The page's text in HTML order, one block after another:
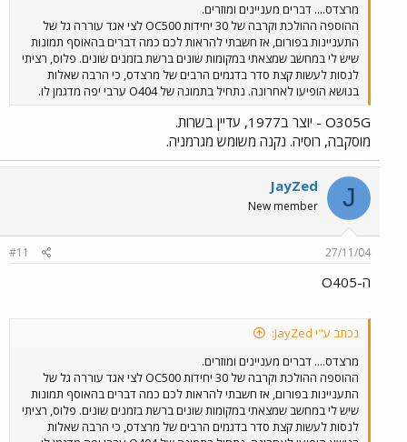
מרצדס.... דברים מעניינים ומוזרים.
ההוספה ההולכת וקרבה של 30 יחידות OC500 לצי אגד עוררה גל של
התעניינות בפורום, אז חשבתי להראות לכם כמה דברים בהאוסף תמונות
שיש לי במחשב שמצאתי במקומות שונים ברשת בזמנים שונים. פלוס, רציתי
לנסות לעשות קצת סדר בדגמים הרבים של מרצדס, כי הרבה שאלות
בנושא הופיעו לאחרונה. נתחיל בתמונה של O404 ערבי יפה מדגמן לו.
O305G - יוצר ב1977, עדיין בשרות.
מוסקבה, רוסיה. נקנה משומש מגרמניה.
J
JayZed
New member
27/11/04
#11
ה-O405
נכתב ע"י JayZed:
מרצדס.... דברים מעניינים ומוזרים.
ההוספה ההולכת וקרבה של 30 יחידות OC500 לצי אגד עוררה גל של
התעניינות בפורום, אז חשבתי להראות לכם כמה דברים בהאוסף תמונות
שיש לי במחשב שמצאתי במקומות שונים ברשת בזמנים שונים. פלוס, רציתי
לנסות לעשות קצת סדר בדגמים הרבים של מרצדס, כי הרבה שאלות